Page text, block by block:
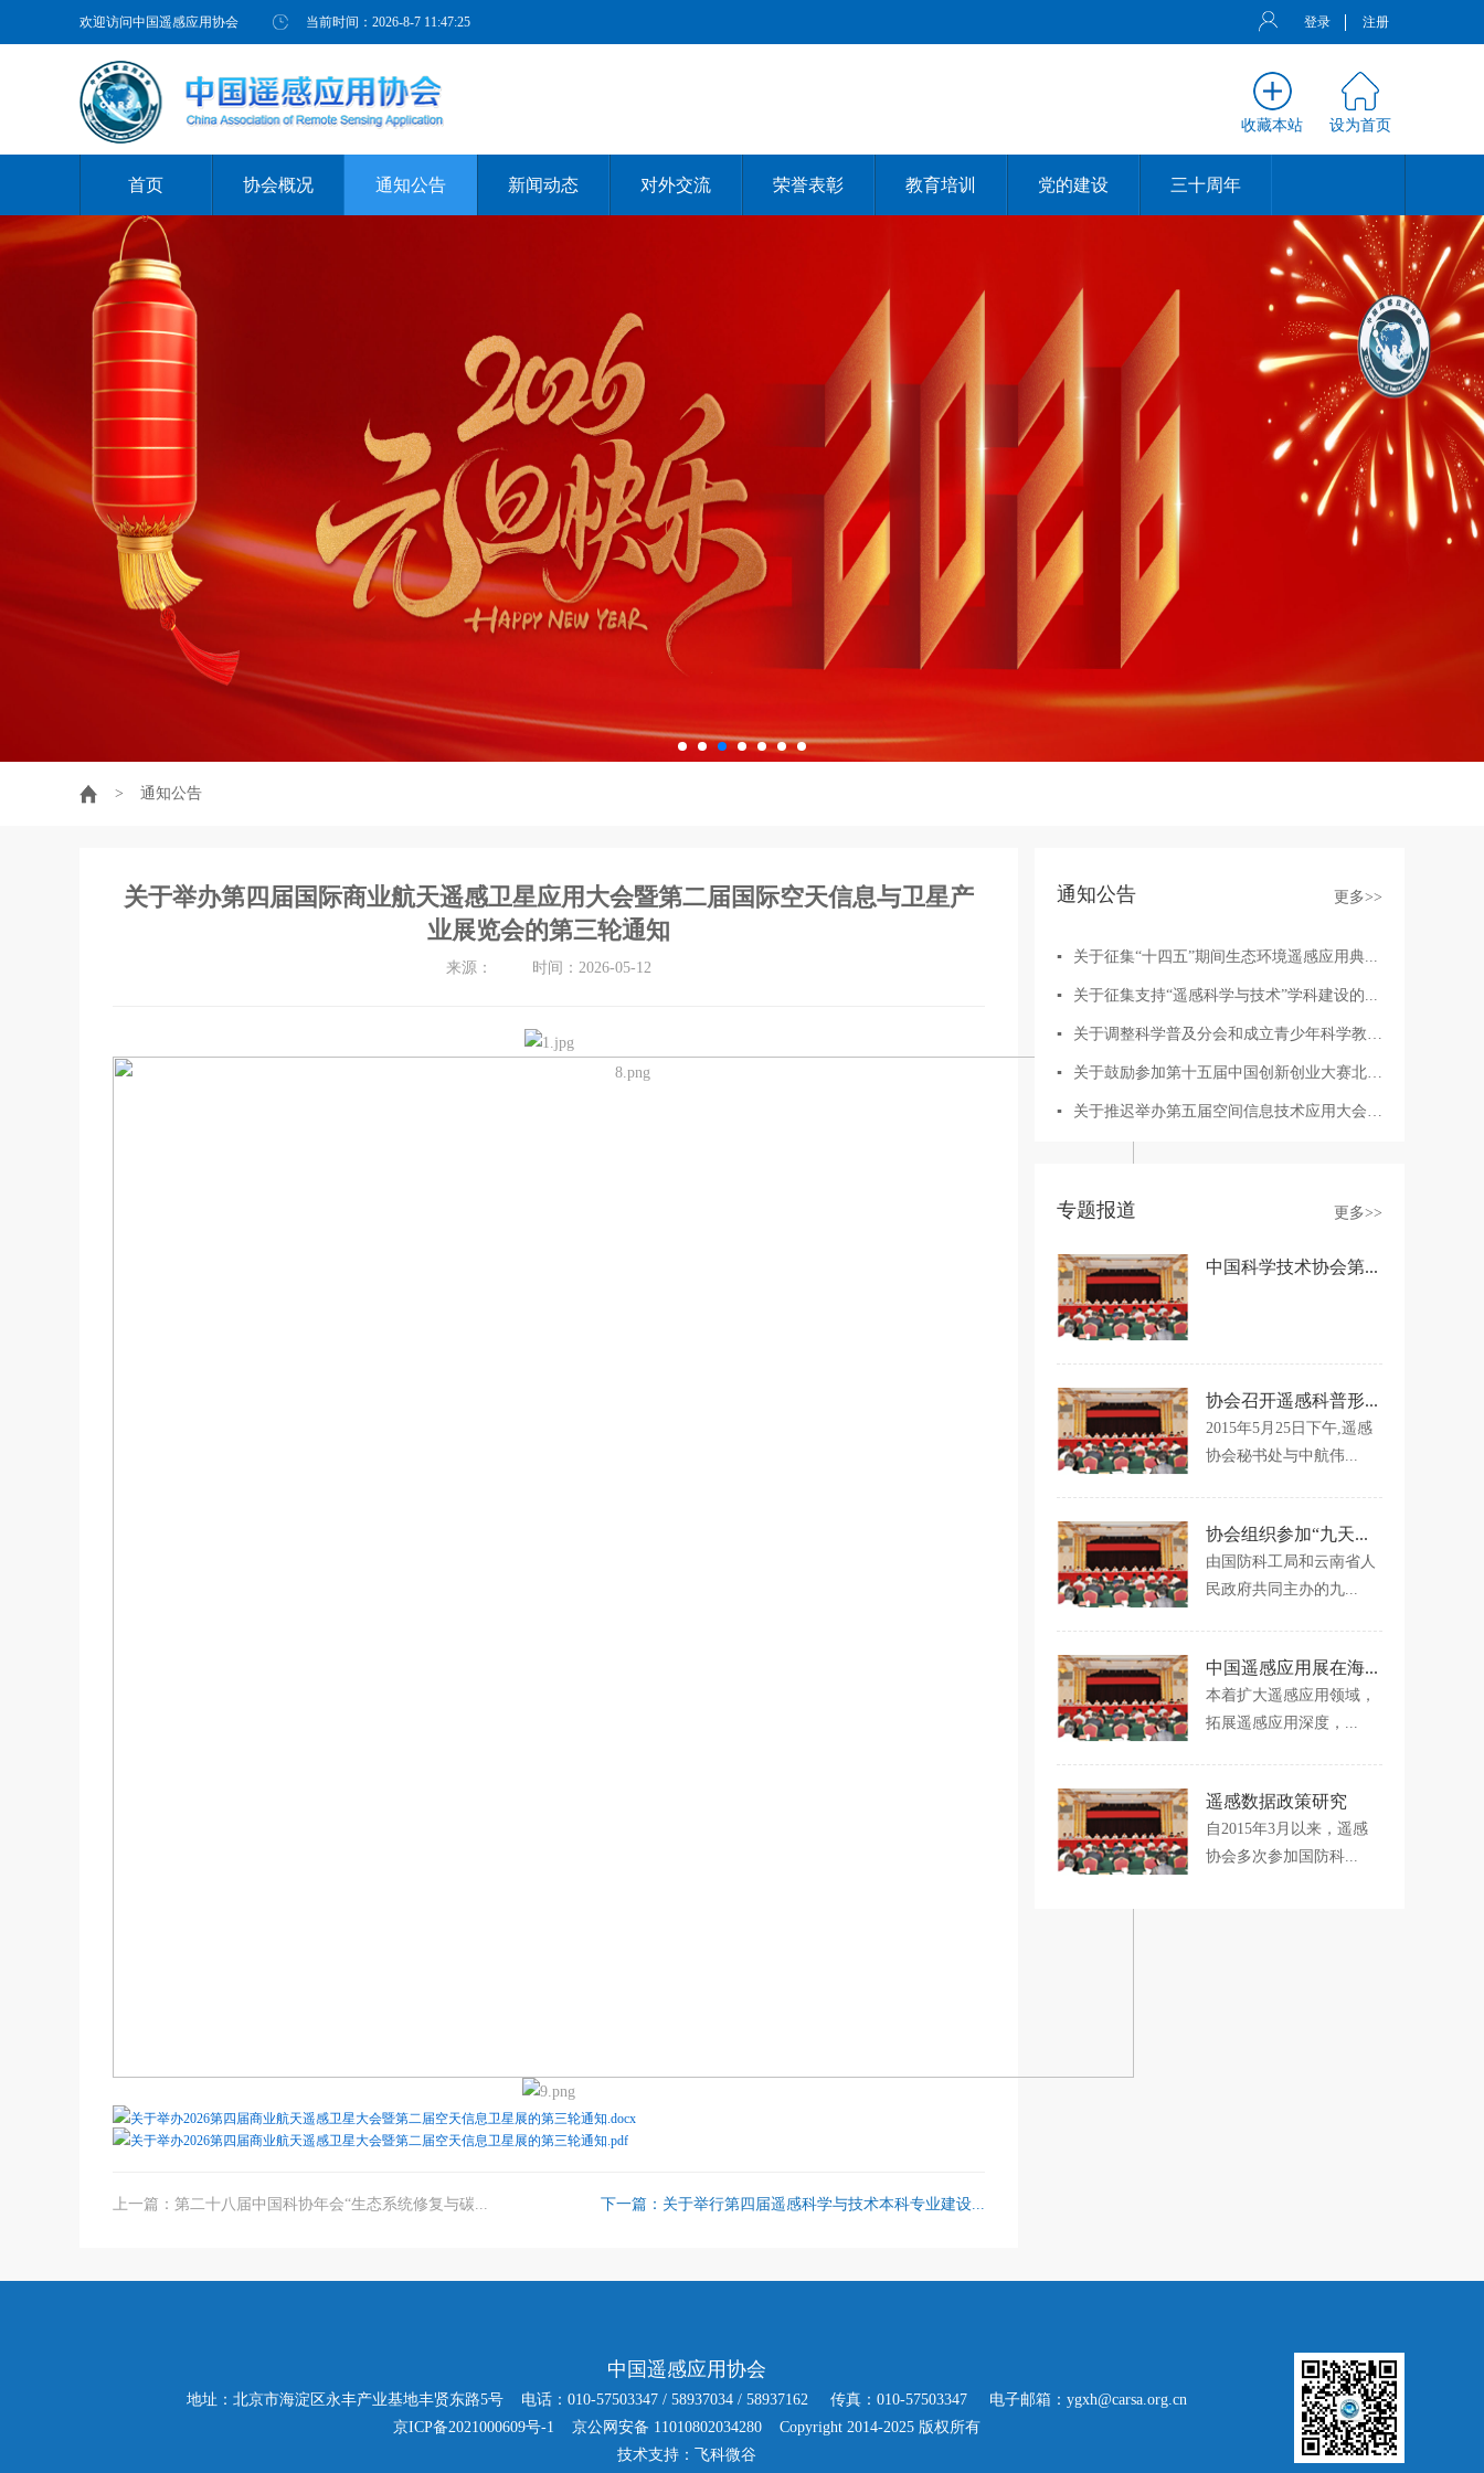
欢迎访问中国遥感应用协会 当前时间： 2026-8-7 11:47:26 登录 注册
收藏本站 设为首页
首页 协会概况 通知公告 新闻动态 对外交流 荣誉表彰 教育培训 党的建设 三十周年
> 通知公告
关于举办第四届国际商业航天遥感卫星应用大会暨第二届国际空天信息与卫星产
业展览会的第三轮通知
来源： 时间：2026-05-12
关于举办2026第四届商业航天遥感卫星大会暨第二届空天信息卫星展的第三轮通知.docx
关于举办2026第四届商业航天遥感卫星大会暨第二届空天信息卫星展的第三轮通知.pdf
上一篇：第二十八届中国科协年会“生态系统修复与碳... 下一篇：关于举行第四届遥感科学与技术本科专业建设...
通知公告 更多>>
▪ 关于征集“十四五”期间生态环境遥感应用典...
▪ 关于征集支持“遥感科学与技术”学科建设的...
▪ 关于调整科学普及分会和成立青少年科学教育...
▪ 关于鼓励参加第十五届中国创新创业大赛北斗...
▪ 关于推迟举办第五届空间信息技术应用大会的...
专题报道 更多>>
中国科学技术协会第...
协会召开遥感科普形...
2015年5月25日下午,遥感
协会秘书处与中航伟...
协会组织参加“九天...
由国防科工局和云南省人
民政府共同主办的九...
中国遥感应用展在海...
本着扩大遥感应用领域，
拓展遥感应用深度，...
遥感数据政策研究
自2015年3月以来，遥感
协会多次参加国防科...
中国遥感应用协会
地址：北京市海淀区永丰产业基地丰贤东路5号 电话：010-57503347 / 58937034 / 58937162 传真：010-57503347 电子邮箱：ygxh@carsa.org.cn
京ICP备2021000609号-1 京公网安备 11010802034280 Copyright 2014-2025 版权所有
技术支持：
飞科微谷